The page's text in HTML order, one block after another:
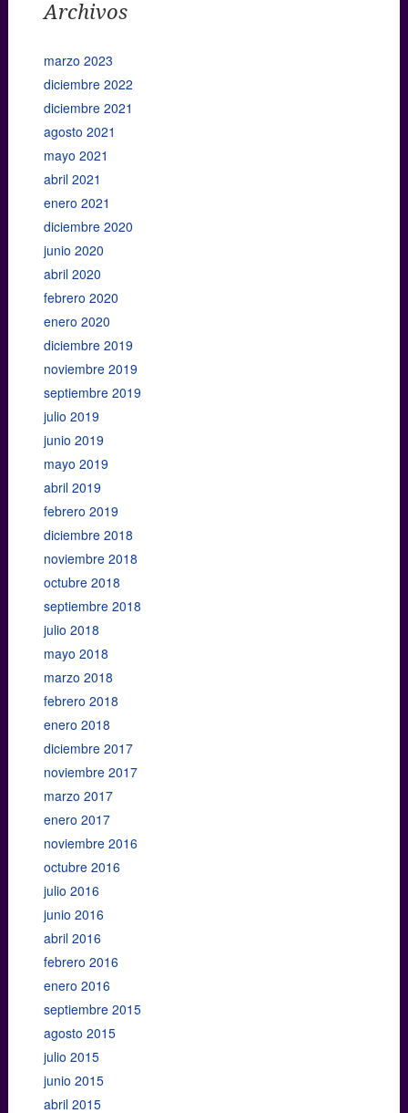
Archivos
marzo 2023
diciembre 2022
diciembre 2021
agosto 2021
mayo 2021
abril 2021
enero 2021
diciembre 2020
junio 2020
abril 2020
febrero 2020
enero 2020
diciembre 2019
noviembre 2019
septiembre 2019
julio 2019
junio 2019
mayo 2019
abril 2019
febrero 2019
diciembre 2018
noviembre 2018
octubre 2018
septiembre 2018
julio 2018
mayo 2018
marzo 2018
febrero 2018
enero 2018
diciembre 2017
noviembre 2017
marzo 2017
enero 2017
noviembre 2016
octubre 2016
julio 2016
junio 2016
abril 2016
febrero 2016
enero 2016
septiembre 2015
agosto 2015
julio 2015
junio 2015
abril 2015